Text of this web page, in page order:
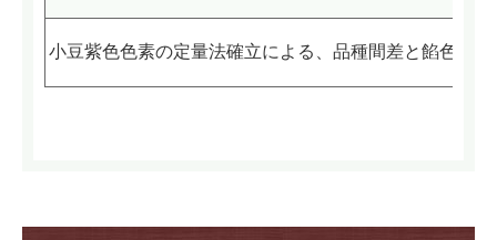
小豆紫色色素の定量法確立による、品種間差と餡色発